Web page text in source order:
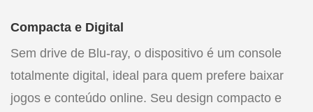
Compacta e Digital
Sem drive de Blu-ray, o dispositivo é um console
totalmente digital, ideal para quem prefere baixar
jogos e conteúdo online. Seu design compacto e